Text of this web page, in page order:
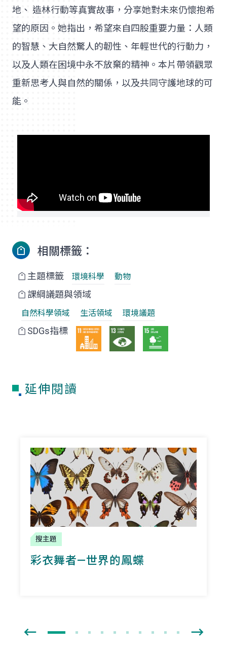
地、 造林行動等真實故事，分享她對未來仍懷抱希
望的原因。她指出，希望來自四股重要力量：人類
的智慧、大自然驚人的韌性、年輕世代的行動力，
以及人類在困境中永不放棄的精神。本片帶領觀眾
重新思考人與自然的關係，以及共同守護地球的可
能。
相關標籤：
主題標籤 環境科學 動物
課綱議題與領域
自然科學領域 生活領域 環境議題
SDGs指標
延伸閱讀
搜主題
彩衣舞者—世界的鳳蝶